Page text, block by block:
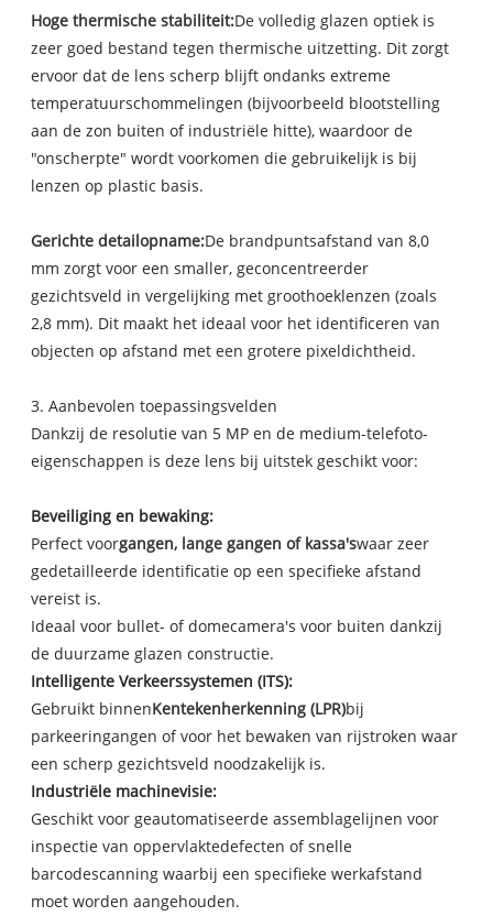
Hoge thermische stabiliteit:De volledig glazen optiek is
zeer goed bestand tegen thermische uitzetting. Dit zorgt
ervoor dat de lens scherp blijft ondanks extreme
temperatuurschommelingen (bijvoorbeeld blootstelling
aan de zon buiten of industriële hitte), waardoor de
"onscherpte" wordt voorkomen die gebruikelijk is bij
lenzen op plastic basis.
Gerichte detailopname:De brandpuntsafstand van 8,0
mm zorgt voor een smaller, geconcentreerder
gezichtsveld in vergelijking met groothoeklenzen (zoals
2,8 mm). Dit maakt het ideaal voor het identificeren van
objecten op afstand met een grotere pixeldichtheid.
3. Aanbevolen toepassingsvelden
Dankzij de resolutie van 5 MP en de medium-telefoto-
eigenschappen is deze lens bij uitstek geschikt voor:
Beveiliging en bewaking:
Perfect voorgangen, lange gangen of kassa'swaar zeer
gedetailleerde identificatie op een specifieke afstand
vereist is.
Ideaal voor bullet- of domecamera's voor buiten dankzij
de duurzame glazen constructie.
Intelligente Verkeerssystemen (ITS):
Gebruikt binnenKentekenherkenning (LPR)bij
parkeeringangen of voor het bewaken van rijstroken waar
een scherp gezichtsveld noodzakelijk is.
Industriële machinevisie:
Geschikt voor geautomatiseerde assemblagelijnen voor
inspectie van oppervlaktedefecten of snelle
barcodescanning waarbij een specifieke werkafstand
moet worden aangehouden.